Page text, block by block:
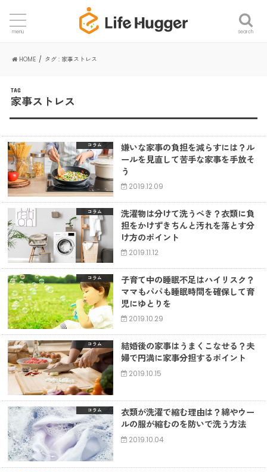
search
menu
HOME タグ : 家事ストレス
TAG
家事ストレス
コラム
嫌いな家事の負担を減らすには？ル
ールを見直して苦手な家事を手放そ
う
2019.12.09
コラム
洗濯物は分けて洗うべき？衣類に負
担をかけずきちんと汚れを落とす分
け方のポイント
2019.11.12
コラム
子育て中の睡眠不足はハイリスク？
ママもパパも睡眠時間を確保して育
児にゆとりを
2019.10.29
コラム
結婚後の家事はうまくこなせる？夫
婦で円満に家事分担するポイント
2019.10.15
コラム
衣類が洗濯で縮む理由は？綿やウー
ルの服が縮むのを防いで洗う方法
2019.10.04